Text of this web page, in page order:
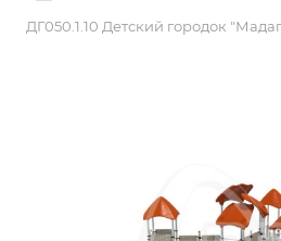
ДГ050.1.10 Детский городок